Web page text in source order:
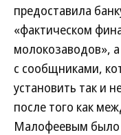
предоставила
«фактическом
молокозаводов»,
с сообщниками,
установить так и
после того как
Малофеевым было